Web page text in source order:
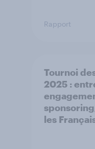
Rapport
Tournoi
2025 :
les